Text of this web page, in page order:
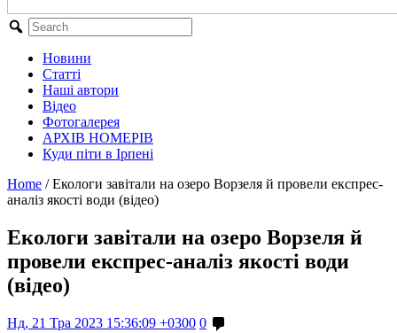
Новини
Статті
Наші автори
Відео
Фотогалерея
АРХІВ НОМЕРІВ
Куди піти в Ірпені
Home / Екологи завітали на озеро Ворзеля й провели експрес-
аналіз якості води (відео)
Екологи завітали на озеро Ворзеля й
провели експрес-аналіз якості води
(відео)
Нд, 21 Тра 2023 15:36:09 +0300 0